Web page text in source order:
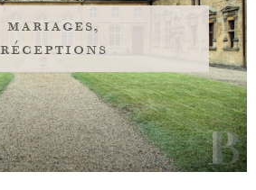
mariages,
réceptions